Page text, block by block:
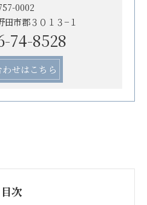
0002
田市郡３０１３−１
74-8528
せはこちら
目次